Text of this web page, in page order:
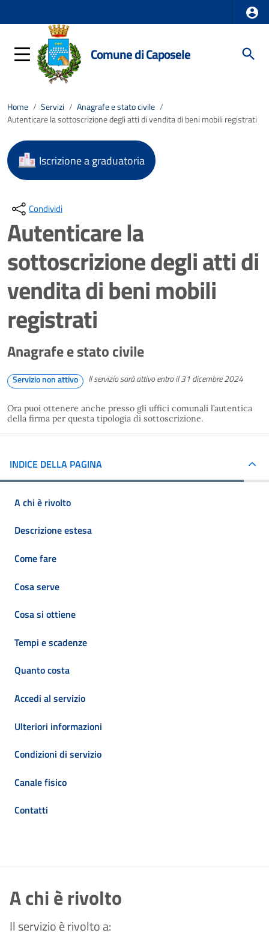
Comune di Caposele
Home / Servizi / Anagrafe e stato civile /
Autenticare la sottoscrizione degli atti di vendita di beni mobili registrati
Iscrizione a graduatoria
Condividi
Autenticare la
sottoscrizione degli atti di
vendita di beni mobili
registrati
Anagrafe e stato civile
Servizio non attivo Il servizio sarà attivo entro il 31 dicembre 2024
Ora puoi ottenere anche presso gli uffici comunali l’autentica
della firma per questa tipologia di sottoscrizione.
INDICE DELLA PAGINA
A chi è rivolto
Descrizione estesa
Come fare
Cosa serve
Cosa si ottiene
Tempi e scadenze
Quanto costa
Accedi al servizio
Ulteriori informazioni
Condizioni di servizio
Canale fisico
Contatti
A chi è rivolto
Il servizio è rivolto a: